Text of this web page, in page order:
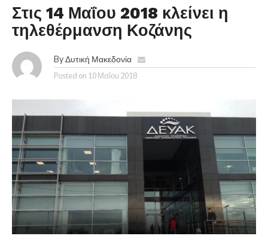
Στις 14 Μαΐου 2018 κλείνει η
τηλεθέρμανση Κοζάνης
By Δυτική Μακεδονία
Posted on 10 Μαΐου 2018